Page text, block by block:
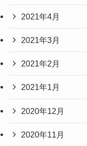
2021年4月
2021年3月
2021年2月
2021年1月
2020年12月
2020年11月